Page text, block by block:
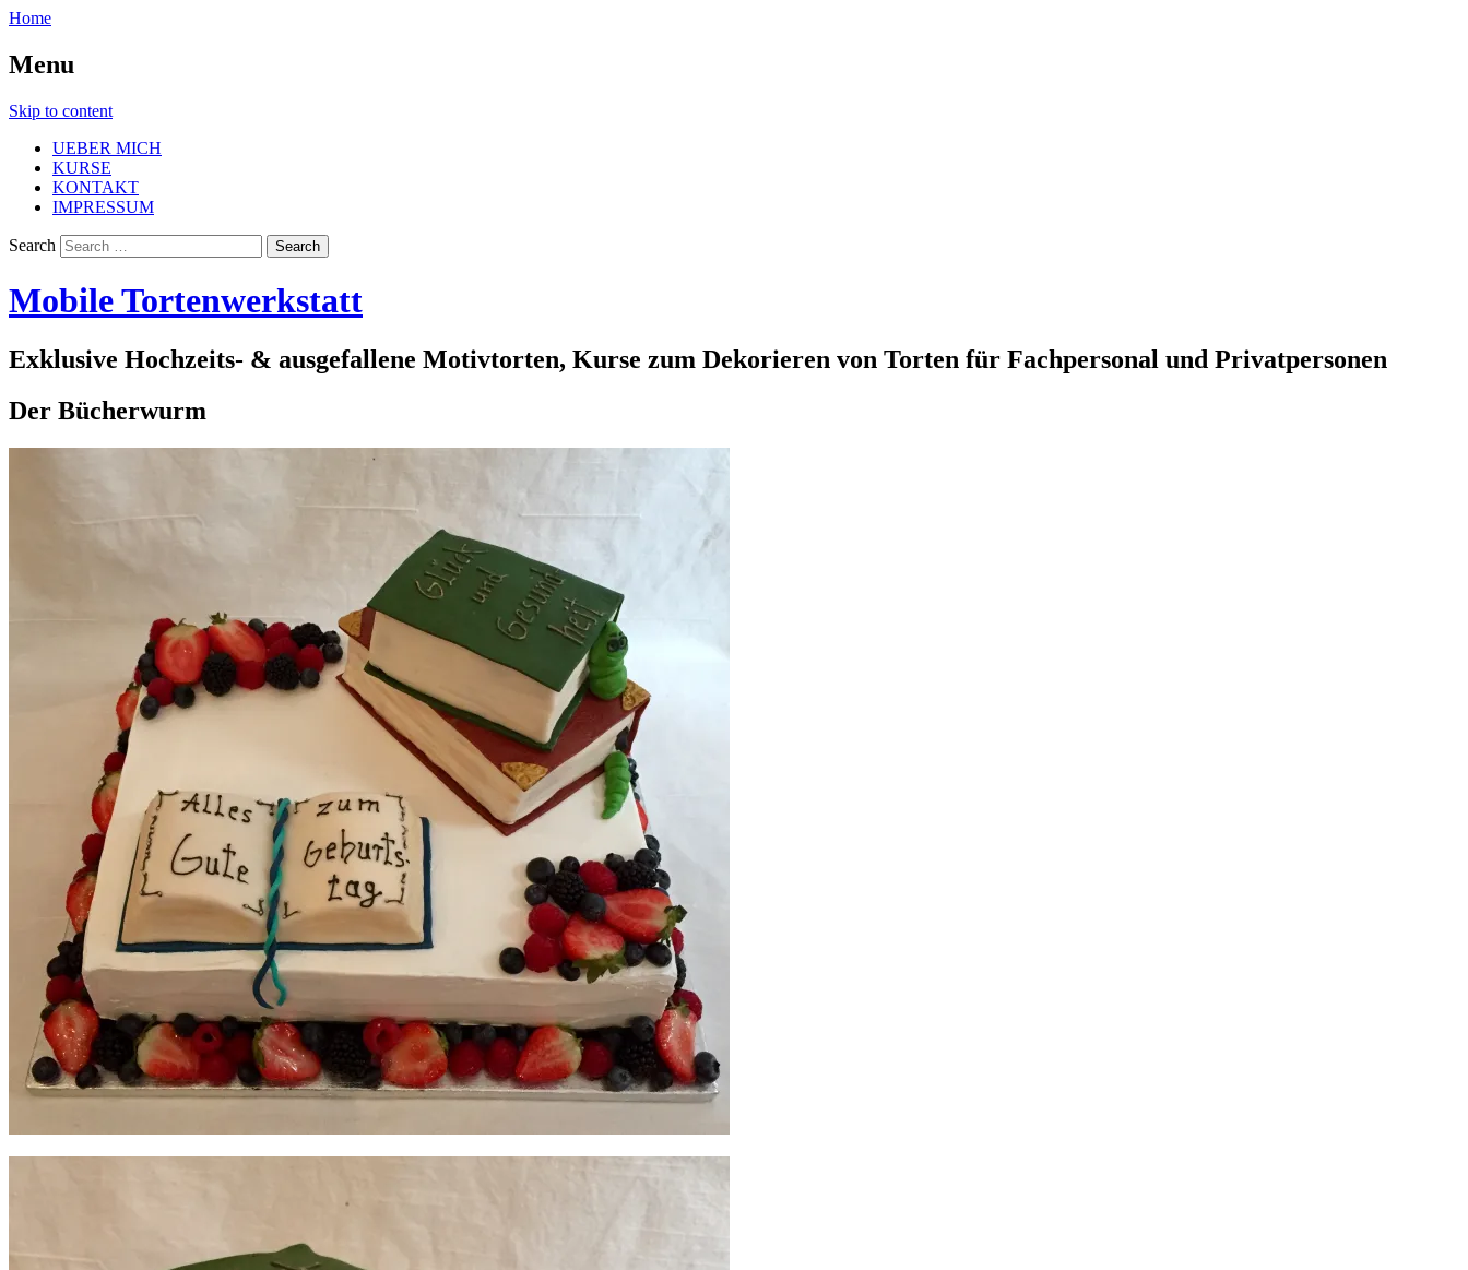
Home
Menu
Skip to content
UEBER MICH
KURSE
KONTAKT
IMPRESSUM
Search
Mobile Tortenwerkstatt
Exklusive Hochzeits- & ausgefallene Motivtorten, Kurse zum Dekorieren von Torten für Fachpersonal und Privatpersonen
Der Bücherwurm